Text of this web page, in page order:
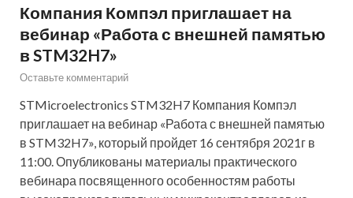
Компания Компэл приглашает на
вебинар «Работа с внешней памятью
в STM32H7»
Оставьте комментарий
STMicroelectronics STM32H7 Компания Компэл
приглашает на вебинар «Работа с внешней памятью
в STM32H7», который пройдет 16 сентября 2021г в
11:00. Опубликованы материалы практического
вебинара посвященного особенностям работы